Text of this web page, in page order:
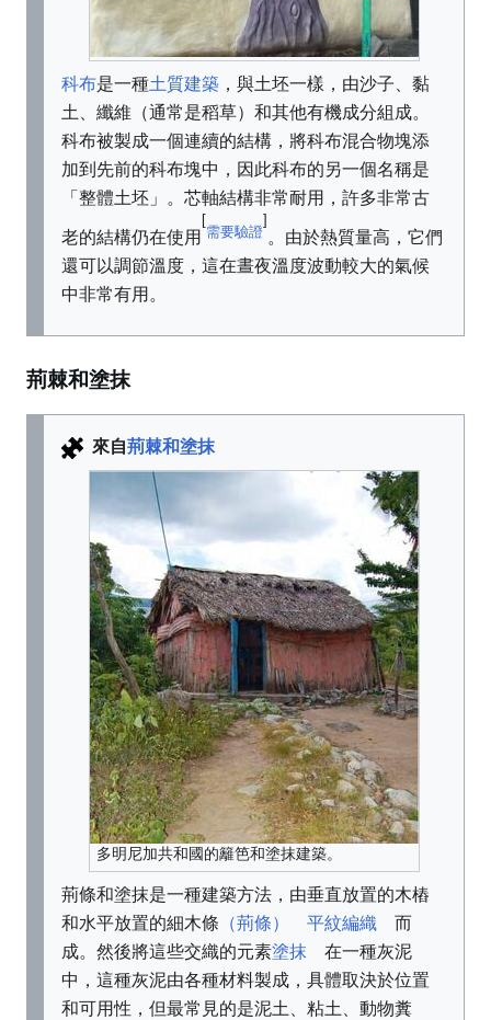
科布是一種土質建築 ，與土坯一樣，由沙子、黏
土、纖維（通常是稻草）和其他有機成分組成。
科布被製成一個連續的結構，將科布混合物塊添
加到先前的科布塊中，因此科布的另一個名稱是
「整體土坯」。芯軸結構非常耐用，許多非常古
老的結構仍在使用
[
需要驗證
]
。由於熱質量高，它們
還可以調節溫度，這在晝夜溫度波動較大的氣候
中非常有用。
荊棘和塗抹
來自荊棘和塗抹
多明尼加共和國的籬笆和塗抹建築。
荊條和塗抹是一種建築方法，由垂直放置的木樁
和水平放置的細木條 （荊條） 平紋編織
而
成。然後將這些交織的元素塗抹
在一種灰泥
中，這種灰泥由各種材料製成，具體取決於位置
和可用性，但最常見的是泥土、粘土、動物糞